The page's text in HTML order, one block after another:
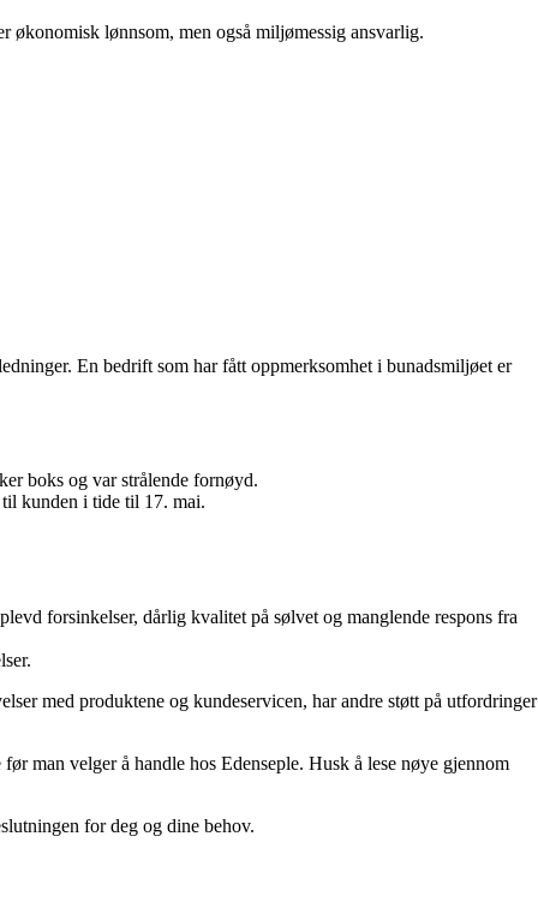
lønnsom, men også miljømessig ansvarlig.
En bedrift som har fått oppmerksomhet i bunadsmiljøet er
boks og var strålende fornøyd.
kunden i tide til 17. mai.
forsinkelser, dårlig kvalitet på sølvet og manglende respons fra
med produktene og kundeservicen, har andre støtt på utfordringer
man velger å handle hos Edenseple. Husk å lese nøye gjennom
for deg og dine behov.